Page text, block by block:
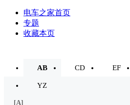
电车之家首页
专题
收藏本页
AB CD EF
YZ
[A]